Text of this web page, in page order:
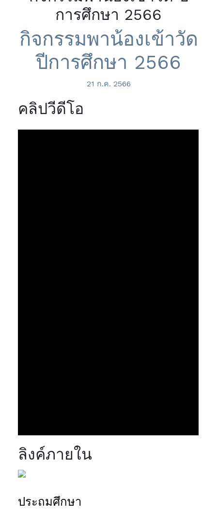
การศึกษา 2566
กิจกรรมพาน้องเข้าวัด
ปีการศึกษา 2566
21 ก.ค. 2566
คลิปวีดีโอ
ลิงค์ภายใน
ประถมศึกษา